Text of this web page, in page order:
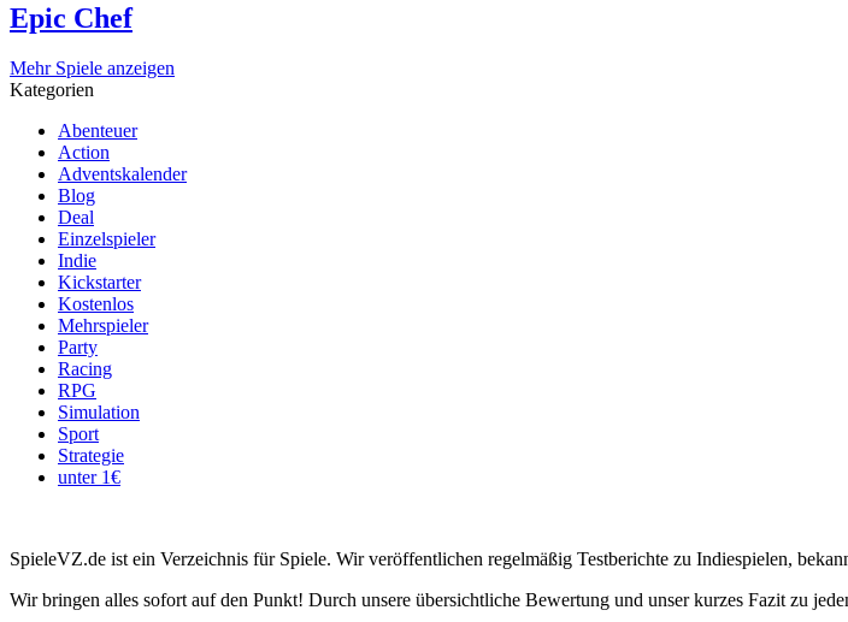
Epic Chef
Mehr Spiele anzeigen
Kategorien
Abenteuer
Action
Adventskalender
Blog
Deal
Einzelspieler
Indie
Kickstarter
Kostenlos
Mehrspieler
Party
Racing
RPG
Simulation
Sport
Strategie
unter 1€
SpieleVZ.de ist ein Verzeichnis für Spiele. Wir veröffentlichen regelmäßig Testberichte zu Indiespielen,
Wir bringen alles sofort auf den Punkt! Durch unsere übersichtliche Bewertung und unser kurzes Fazit zu